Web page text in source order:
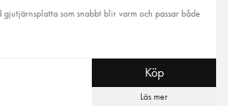
gjutjärnsplatta som snabbt blir varm och passar både
Köp
Läs mer